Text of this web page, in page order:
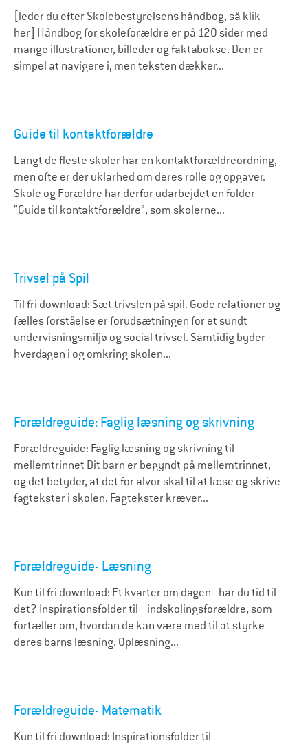
[leder du efter Skolebestyrelsens håndbog, så klik
her] Håndbog for skoleforældre er på 120 sider med
mange illustrationer, billeder og faktabokse. Den er
simpel at navigere i, men teksten dækker...
Guide til kontaktforældre
Langt de fleste skoler har en kontaktforældreordning,
men ofte er der uklarhed om deres rolle og opgaver.
Skole og Forældre har derfor udarbejdet en folder
”Guide til kontaktforældre”, som skolerne...
Trivsel på Spil
Til fri download: Sæt trivslen på spil. Gode relationer og
fælles forståelse er forudsætningen for et sundt
undervisningsmiljø og social trivsel. Samtidig byder
hverdagen i og omkring skolen...
Forældreguide: Faglig læsning og skrivning
Forældreguide: Faglig læsning og skrivning til
mellemtrinnet Dit barn er begyndt på mellemtrinnet,
og det betyder, at det for alvor skal til at læse og skrive
fagtekster i skolen. Fagtekster kræver...
Forældreguide- Læsning
Kun til fri download: Et kvarter om dagen - har du tid til
det? Inspirationsfolder til indskolingsforældre, som
fortæller om, hvordan de kan være med til at styrke
deres barns læsning. Oplæsning...
Forældreguide- Matematik
Kun til fri download: Inspirationsfolder til